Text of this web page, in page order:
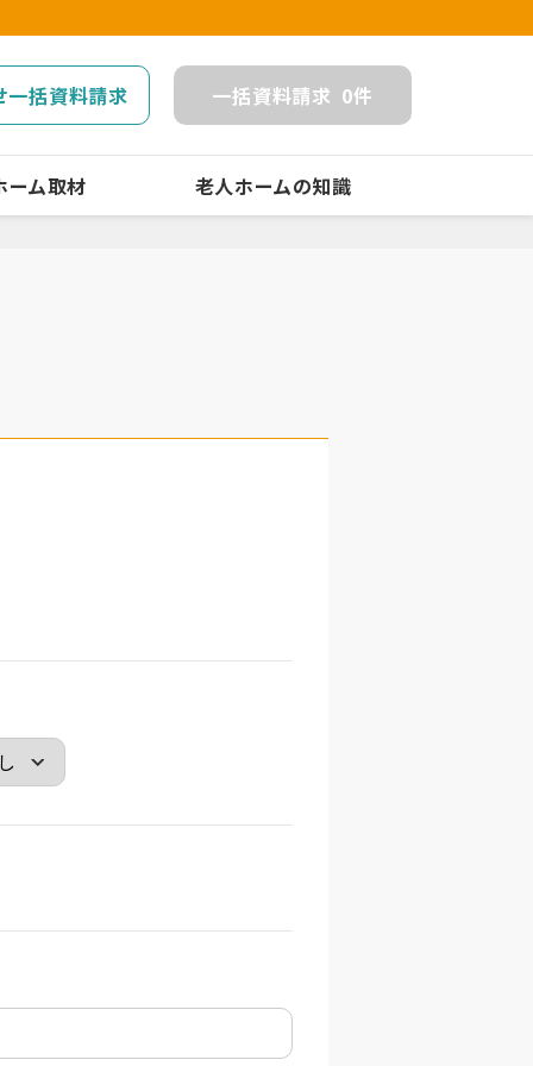
一括資料請求 一括資料請求 0件
ーム取材 老人ホームの知識